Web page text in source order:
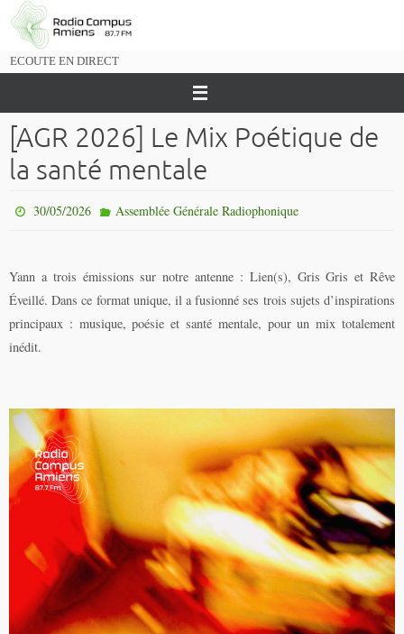
Passer
vers
ECOUTE EN DIRECT
[AGR 2026] Le Mix Poétique de
la santé mentale
30/05/2026 Assemblée Générale Radiophonique
Yann a trois émissions sur notre antenne : Lien(s), Gris Gris et Rêve
Éveillé. Dans ce format unique, il a fusionné ses trois sujets d’inspirations
principaux : musique, poésie et santé mentale, pour un mix totalement
inédit.